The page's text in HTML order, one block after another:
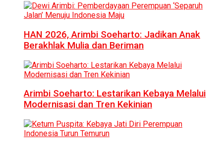
HAN 2026, Arimbi Soeharto: Jadikan Anak
Berakhlak Mulia dan Beriman
Arimbi Soeharto: Lestarikan Kebaya Melalui
Modernisasi dan Tren Kekinian